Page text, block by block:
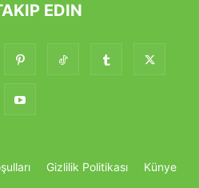
EDIN
Gizlilik Politikası Künye